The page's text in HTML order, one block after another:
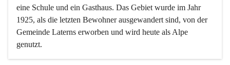
eine Schule und ein Gasthaus. Das Gebiet wurde im Jahr
1925, als die letzten Bewohner ausgewandert sind, von der
Gemeinde Laterns erworben und wird heute als Alpe
genutzt.